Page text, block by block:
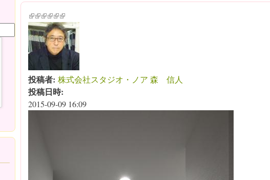
(link is external)
(link is external)
(link is external)
(link is external)
(link is external)
(link is external)
投稿者: 株式会社スタジオ・ノア 森 信人
投稿日時:
2015-09-09 16:09